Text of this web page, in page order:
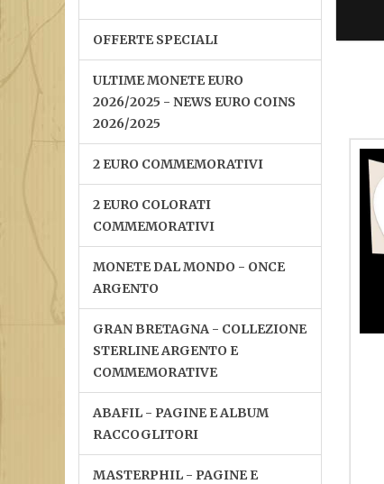
OFFERTE SPECIALI
ULTIME MONETE EURO
2026/2025 - NEWS EURO COINS
2026/2025
2 EURO COMMEMORATIVI
2 EURO COLORATI
COMMEMORATIVI
MONETE DAL MONDO - ONCE
ARGENTO
GRAN BRETAGNA - COLLEZIONE
STERLINE ARGENTO E
COMMEMORATIVE
ABAFIL - PAGINE E ALBUM
RACCOGLITORI
MASTERPHIL - PAGINE E